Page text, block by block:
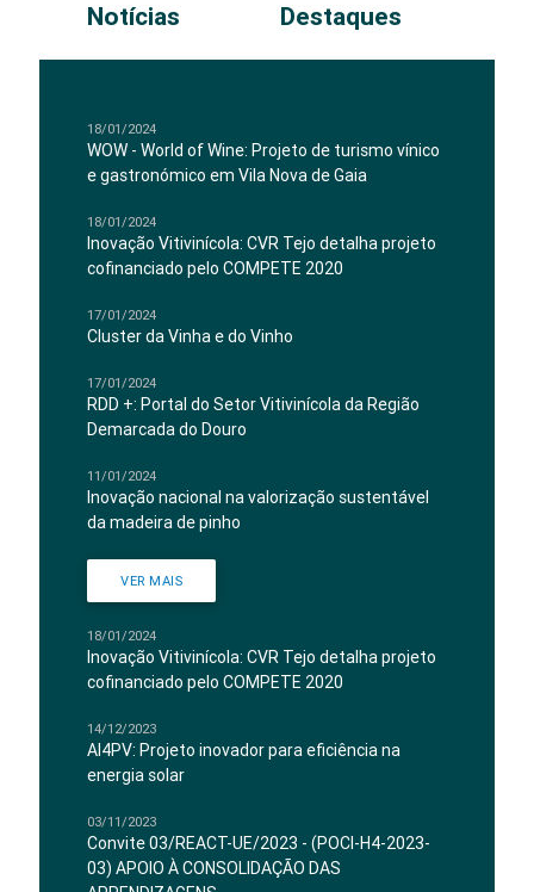
Notícias Destaques
18/01/2024
WOW - World of Wine: Projeto de turismo vínico
e gastronómico em Vila Nova de Gaia
18/01/2024
Inovação Vitivinícola: CVR Tejo detalha projeto
cofinanciado pelo COMPETE 2020
17/01/2024
Cluster da Vinha e do Vinho
17/01/2024
RDD +: Portal do Setor Vitivinícola da Região
Demarcada do Douro
11/01/2024
Inovação nacional na valorização sustentável
da madeira de pinho
VER MAIS
18/01/2024
Inovação Vitivinícola: CVR Tejo detalha projeto
cofinanciado pelo COMPETE 2020
14/12/2023
AI4PV: Projeto inovador para eficiência na
energia solar
03/11/2023
Convite 03/REACT-UE/2023 - (POCI-H4-2023-
03) APOIO À CONSOLIDAÇÃO DAS